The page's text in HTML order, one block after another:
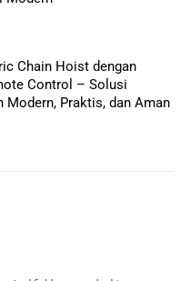
Chain Hoist dengan
Control – Solusi
Modern, Praktis, dan Aman